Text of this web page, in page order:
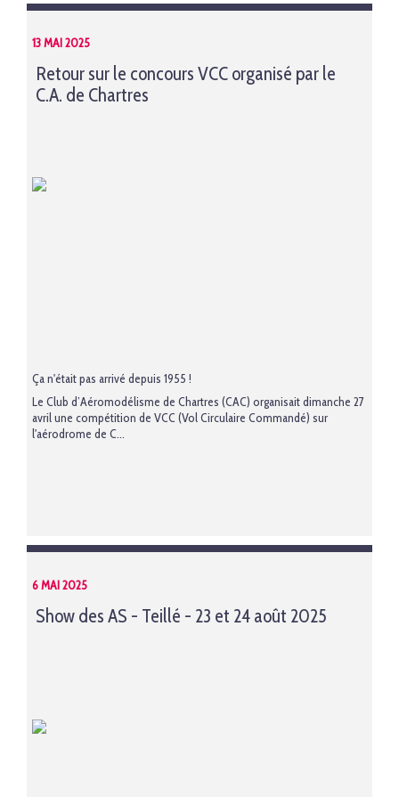
13 MAI 2025
Retour sur le concours VCC organisé par le
C.A. de Chartres
Ça n'était pas arrivé depuis 1955 !
Le Club d’Aéromodélisme de Chartres (CAC) organisait dimanche 27
avril une compétition de VCC (Vol Circulaire Commandé) sur
l'aérodrome de C...
6 MAI 2025
Show des AS - Teillé - 23 et 24 août 2025